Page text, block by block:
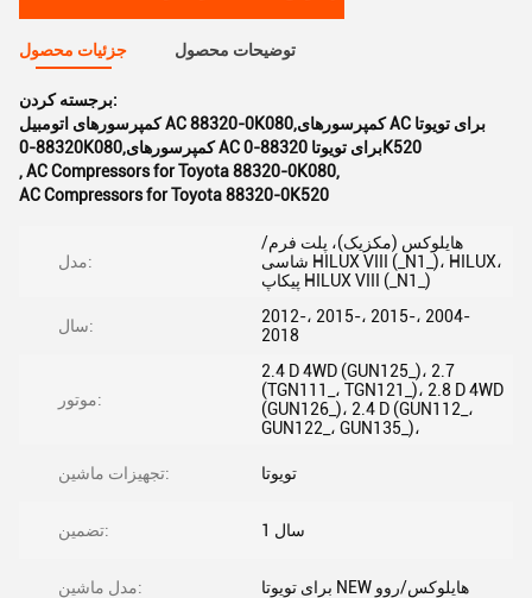
جزئیات محصول توضیحات محصول
برجسته کردن:
کمپرسورهای اتومبیل AC 88320-0K080,کمپرسورهای AC برای تویوتا
88320-0K080,کمپرسورهای AC برای تویوتا 88320-0K520
,AC Compressors for Toyota 88320-0K080,
AC Compressors for Toyota 88320-0K520
مدل:
هایلوکس (مکزیک)، پلت فرم/
شاسی HILUX VIII (_N1_)، HILUX،
پیکاپ HILUX VIII (_N1_)
سال:
2012-، 2015-، 2015-، 2004-
2018
موتور:
2.4 D 4WD (GUN125_)، 2.7
(TGN111_، TGN121_)، 2.8 D 4WD
(GUN126_)، 2.4 D (GUN112_،
GUN122_، GUN135_)،
تجهیزات ماشین: تویوتا
تضمین: 1 سال
مدل ماشین: برای تویوتا NEW هایلوکس/روو